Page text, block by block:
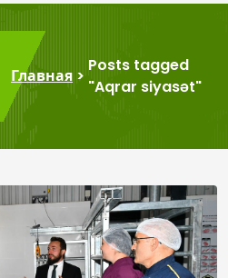
Главная>
Posts tagged
"Aqrar siyasət"